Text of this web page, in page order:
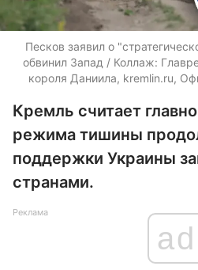
Песков заявил о
обвинил Запад / Коллаж:
короля Даниила, kremlin.ru,
Кремль считает
режима тишины
поддержки Украины
странами.
Реклама
ad